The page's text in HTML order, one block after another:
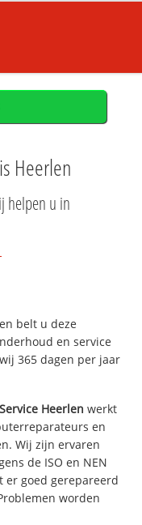
Heerlen
helpen u in
belt u deze
en service
365 dagen per jaar
Heerlen werkt
en
Wij zijn ervaren
de ISO en NEN
er goed gerepareerd
worden